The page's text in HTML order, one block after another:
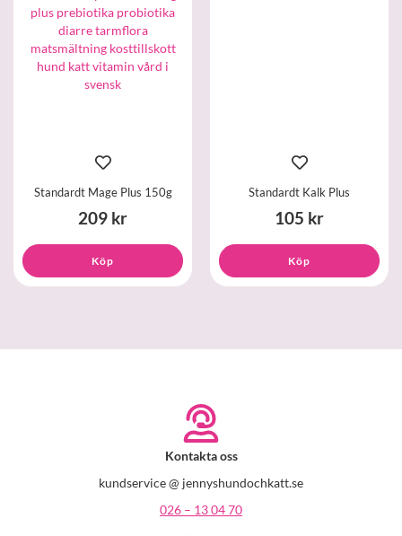
Standardt Mage Plus 150g
209 kr
Köp
Standardt Kalk Plus
105 kr
Köp
Kontakta oss
kundservice @ jennyshundochkatt.se
026 – 13 04 70